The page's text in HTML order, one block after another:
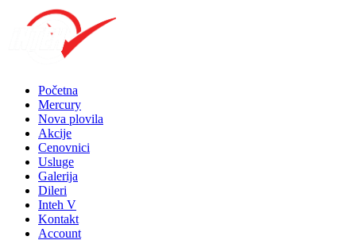
Početna
Mercury
Nova plovila
Akcije
Cenovnici
Usluge
Galerija
Dileri
Inteh V
Kontakt
Account